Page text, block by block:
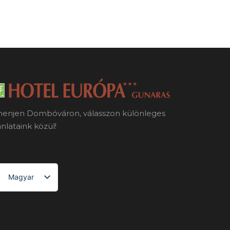
Dombóváron, válasszon különleges
közül!
Magyar
English (UK)